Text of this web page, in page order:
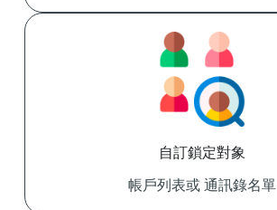
自訂鎖定對象
帳戶列表或 通訊錄名單